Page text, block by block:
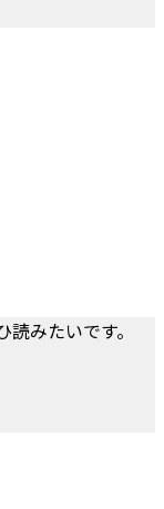
みたいです。